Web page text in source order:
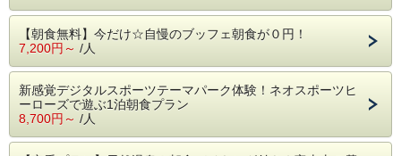
【朝食無料】今だけ☆自慢のブッフェ朝食が０円！
7,200円～ /人
新感覚デジタルスポーツテーマパーク体験！ネオスポーツヒ
ーローズで遊ぶ1泊朝食プラン
8,700円～ /人